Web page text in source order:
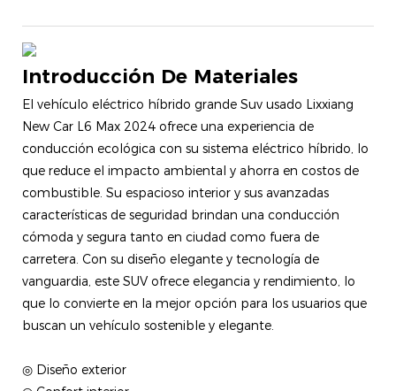
Introducción De Materiales
El vehículo eléctrico híbrido grande Suv usado Lixxiang
New Car L6 Max 2024 ofrece una experiencia de
conducción ecológica con su sistema eléctrico híbrido, lo
que reduce el impacto ambiental y ahorra en costos de
combustible. Su espacioso interior y sus avanzadas
características de seguridad brindan una conducción
cómoda y segura tanto en ciudad como fuera de
carretera. Con su diseño elegante y tecnología de
vanguardia, este SUV ofrece elegancia y rendimiento, lo
que lo convierte en la mejor opción para los usuarios que
buscan un vehículo sostenible y elegante.
◎ Diseño exterior